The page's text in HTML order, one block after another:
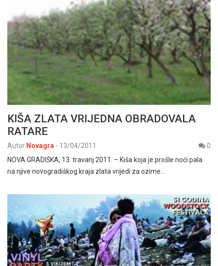
KIŠA ZLATA VRIJEDNA OBRADOVALA
RATARE
Autor Novagra - 13/04/2011
0
NOVA GRADIŠKA, 13. travanj 2011. – Kiša koja je prošle noći pala
na njive novogradiškog kraja zlata vrijedi za ozime…